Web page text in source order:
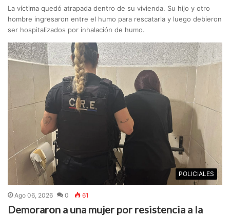
La víctima quedó atrapada dentro de su vivienda. Su hijo y otro
hombre ingresaron entre el humo para rescatarla y luego debieron
ser hospitalizados por inhalación de humo.
POLICIALES
Ago 06, 2026 0 61
Demoraron a una mujer por resistencia a la